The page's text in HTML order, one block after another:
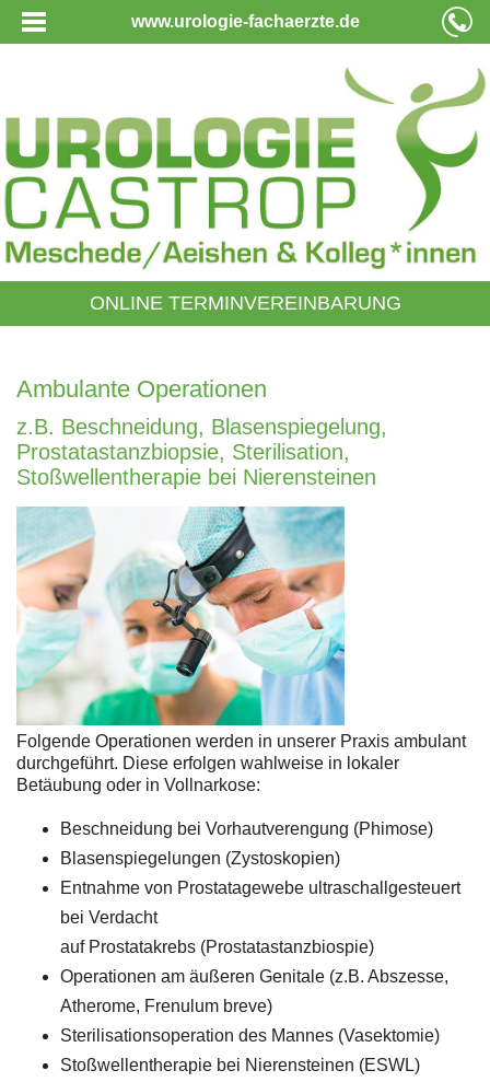
www.urologie-fachaerzte.de
ONLINE TERMINVEREINBARUNG
Ambulante Operationen
z.B. Beschneidung, Blasenspiegelung,
Prostatastanzbiopsie, Sterilisation,
Stoßwellentherapie bei Nierensteinen
Folgende Operationen werden in unserer Praxis ambulant
durchgeführt. Diese erfolgen wahlweise in lokaler
Betäubung oder in Vollnarkose:
Beschneidung bei Vorhautverengung (Phimose)
Blasenspiegelungen (Zystoskopien)
Entnahme von Prostatagewebe ultraschallgesteuert
bei Verdacht
auf Prostatakrebs (Prostatastanzbiospie)
Operationen am äußeren Genitale (z.B. Abszesse,
Atherome, Frenulum breve)
Sterilisationsoperation des Mannes (Vasektomie)
Stoßwellentherapie bei Nierensteinen (ESWL)